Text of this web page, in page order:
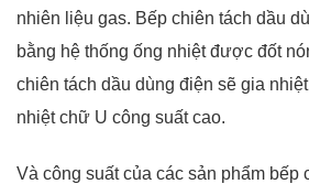
nhiên liệu gas. Bếp chiên tách dầu
bằng hệ thống ống nhiệt được đốt
chiên tách dầu dùng điện sẽ gia
nhiệt chữ U công suất cao.
Và công suất của các sản phẩm bếp